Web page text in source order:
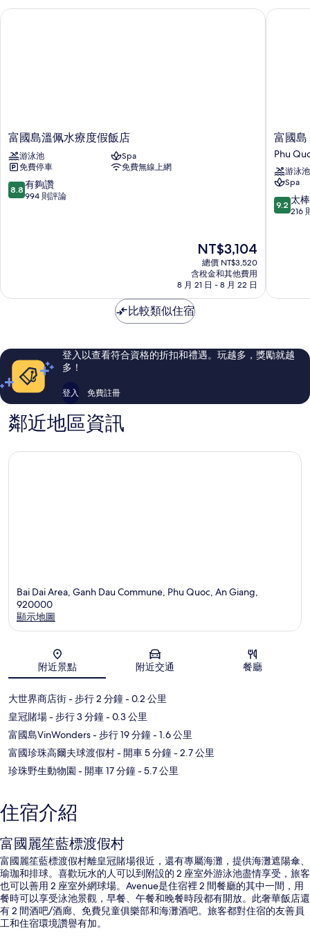
情
富
島
溫
佩
水
富國島溫佩水療度假飯店
游泳池
Spa
免費停車
免費無線上網
8.8
分，
994
8.8 有夠讚
994 則評論
現
在
價
格
為
NT$3,104
總價 NT$3,520
含稅金和其他費用
8 月 21 日 - 8 月 22 日
富國島溫佩水療度假飯店
富
國
島
Crowne
Plaza
Starbay
IHG
富國
Phu
游泳池
Spa
9.2
分，
了，
論
9.2 太
216
富國島
比較類似住宿
登入以查看符合資格的折扣和禮遇。玩越多，獎勵就越
多！
登入 免費註冊
鄰近地區資訊
Bai Dai Area, Ganh Dau Commune, Phu Quoc, An Giang,
920000
顯示地圖
附近景點 附近交通 餐廳
大世界商店街- 步行 2 分鐘- 0.2 公里
皇冠賭場- 步行 3 分鐘- 0.3 公里
富國島VinWonders- 步行 19 分鐘- 1.6 公里
富國珍珠高爾夫球渡假村- 開車 5 分鐘- 2.7 公里
珍珠野生動物園 - 開車 17 分鐘- 5.7 公里
住宿介紹
富國麗笙藍標渡假村
富國麗笙藍標渡假村離皇冠賭場很近，還有專屬海灘，提供海灘遮陽傘、
瑜珈和排球。喜歡玩水的人可以到附設的 2 座室外游泳池盡情享受，旅客
也可以善用 2 座室外網球場。Avenue是住宿裡 2 間餐廳的其中一間，用
餐時可以享受泳池景觀，早餐、午餐和晚餐時段都有開放。此奢華飯店還
有 2 間酒吧/酒廊、免費兒童俱樂部和海灘酒吧。旅客都對住宿的友善員
工和住宿環境讚譽有加。